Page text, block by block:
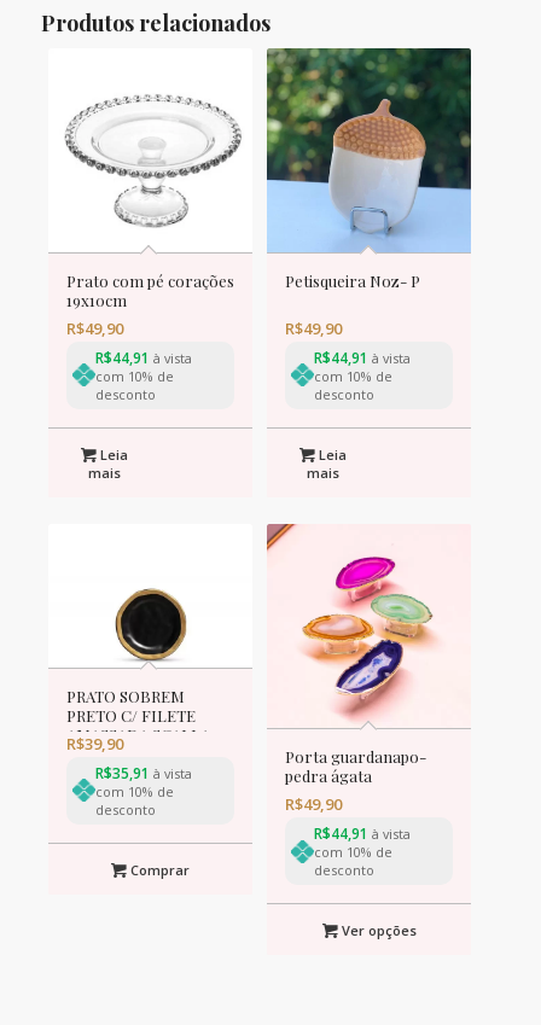
Produtos relacionados
Prato com pé corações
19x10cm
R$49,90
R$44,91 à vista
com 10% de
desconto
Leia
mais
Petisqueira Noz- P
R$49,90
R$44,91 à vista
com 10% de
desconto
Leia
mais
PRATO SOBREM
PRETO C/ FILETE
AMASSADA SCALLA
R$39,90
R$35,91 à vista
com 10% de
desconto
Comprar
Porta guardanapo-
pedra ágata
R$49,90
R$44,91 à vista
com 10% de
desconto
Ver opções